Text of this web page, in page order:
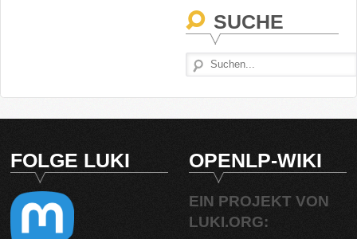
SUCHE
FOLGE LUKI OPENLP-WIKI
EIN PROJEKT VON
LUKI.ORG: